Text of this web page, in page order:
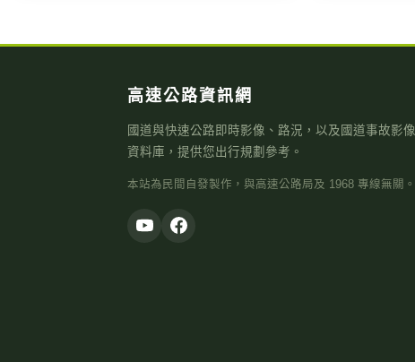
高速公路資訊網
國道與快速公路即時影像、路況，以及國道事故影像
資料庫，提供您出行規劃參考。
本站為民間自發製作，與高速公路局及 1968 專線無關。